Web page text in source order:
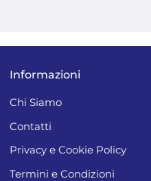
Informazioni
Chi Siamo
Contatti
Privacy e Cookie Policy
Termini e Condizioni